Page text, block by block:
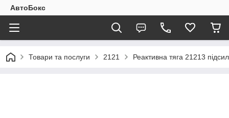
АвтоБокс
Товари та послуги 2121 Реактивна тяга 21213